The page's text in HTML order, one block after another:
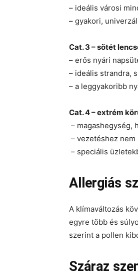
– ideális városi
– gyakori,
Cat. 3 – sötét
– erős nyári
– ideális strandra,
– a leggyakoribb
Cat. 4 – extrém
– magashegység,
– vezetéshez nem
– speciális
Allergiás
A klímaváltozás
egyre több és
szerint a pollen
Száraz